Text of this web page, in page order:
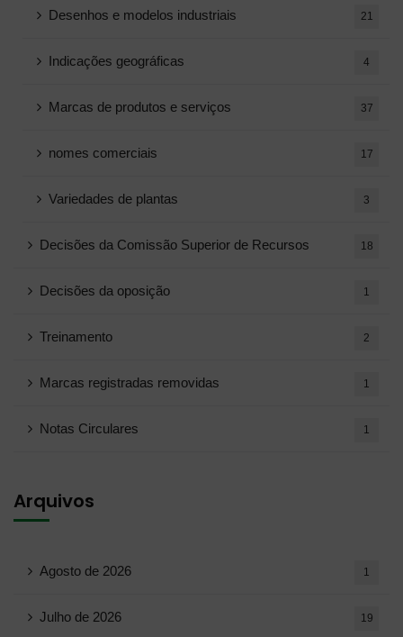
Desenhos e modelos industriais 21
Indicações geográficas 4
Marcas de produtos e serviços 37
nomes comerciais 17
Variedades de plantas 3
Decisões da Comissão Superior de Recursos 18
Decisões da oposição 1
Treinamento 2
Marcas registradas removidas 1
Notas Circulares 1
Arquivos
Agosto de 2026 1
Julho de 2026 19